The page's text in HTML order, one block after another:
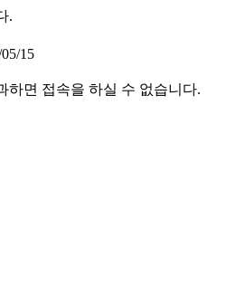
.
15
하면 접속을 하실 수 없습니다.